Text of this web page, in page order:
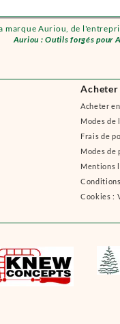
marque Auriou, de
Auriou : Outils forgés pour
Acheter
Modes de
Frais de
Modes de
Mentions
Cookies :